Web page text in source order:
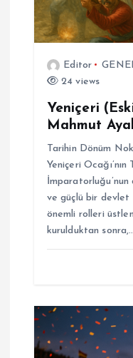
n
m
Editor
24 views
Yeniçeri
Mahmut
Tarihin Dönüm
Yeniçeri
İmparatorluğu’nun
ve güçlü bir devlet
önemli rolleri
kurulduktan